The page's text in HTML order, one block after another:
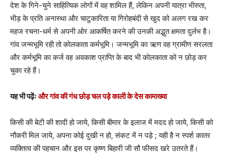
देश के गिने-चुने साहित्यिक लोगों में वह शामिल हैं, लेकिन अपनी यात्रा भीरुता,
भीड़ के प्रति अनास्था और चाटुकारिता या गिरोहबंदी से खुद को अलग रख कर
महज रचना-धर्म से अपनी ओर आकर्षित करने की उनकी अद्भुत क्षमता दुर्लभ है।
गांव जन्मभूमि रही तो कोलकाता कर्मभूमि। जन्मभूमि का ऋण वह ग्रामीण सरलता
और कर्मभूमि का कर्ज वह अवकाश प्राप्ति के बाद भी कोलकाता को न छोड़ कर
चुका रहे हैं।
यह भी पढ़ेंः और गांव की गंध छोड़ चल पड़े काली के देस कामाख्या
किसी की बेटी की शादी हो जाये, किसी बीमार के इलाज में मदद हो जाये, किसी को
नौकरी मिल जाये, अपना कोई दुखी न हो, संकट में न पड़े ; यही है न स्पर्श कातर
व्यक्तित्व की पहचान और इस पर कृष्ण बिहारी जी सौ फीसद खरे उतरते हैं।